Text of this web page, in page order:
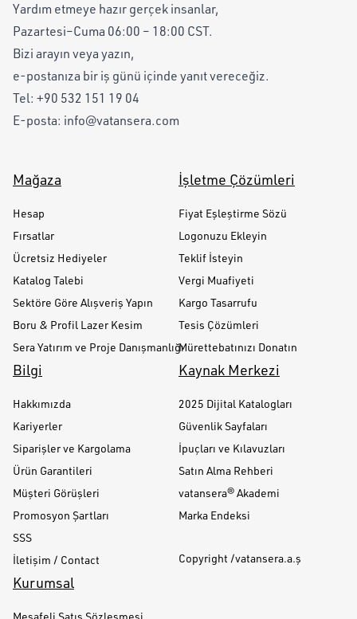
Yardım etmeye hazır gerçek insanlar,
Pazartesi–Cuma 06:00 – 18:00 CST.
Bizi arayın veya yazın,
e-postanıza bir iş günü içinde yanıt vereceğiz.
Tel: +90 532 151 19 04
E-posta: info@vatansera.com
Mağaza
Hesap
Fırsatlar
Ücretsiz Hediyeler
Katalog Talebi
Sektöre Göre Alışveriş Yapın
Boru & Profil Lazer Kesim
Sera Yatırım ve Proje Danışmanlığı
İşletme Çözümleri
Fiyat Eşleştirme Sözü
Logonuzu Ekleyin
Teklif İsteyin
Vergi Muafiyeti
Kargo Tasarrufu
Tesis Çözümleri
Mürettebatınızı Donatın
Bilgi
Hakkımızda
Kariyerler
Siparişler ve Kargolama
Ürün Garantileri
Müşteri Görüşleri
Promosyon Şartları
SSS
İletişim / Contact
Kaynak Merkezi
2025 Dijital Katalogları
Güvenlik Sayfaları
İpuçları ve Kılavuzları
Satın Alma Rehberi
vatansera® Akademi
Marka Endeksi
Copyright /vatansera.a.ş
Kurumsal
Mesafeli Satış Sözleşmesi